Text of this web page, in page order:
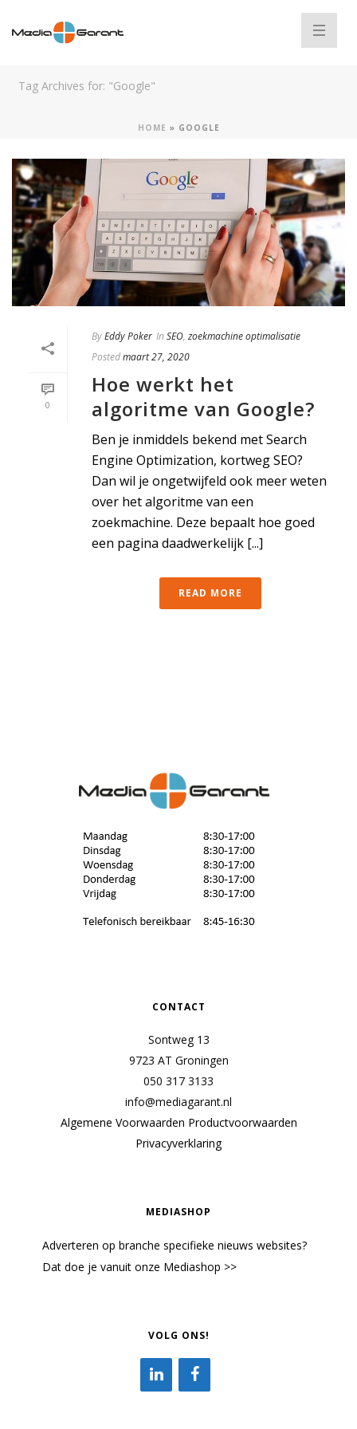
Tag Archives for: "Google"
HOME » GOOGLE
0
ByEddy Poker In SEO, zoekmachine optimalisatie
Postedmaart 27, 2020
Hoe werkt het
algoritme van Google?
Ben je inmiddels bekend met Search
Engine Optimization, kortweg SEO?
Dan wil je ongetwijfeld ook meer weten
over het algoritme van een
zoekmachine. Deze bepaalt hoe goed
een pagina daadwerkelijk [...]
READ MORE
CONTACT
Sontweg 13
9723 AT Groningen
050 317 3133
info@mediagarant.nl
Algemene Voorwaarden Productvoorwaarden
Privacyverklaring
MEDIASHOP
Adverteren op branche specifieke nieuws websites?
Dat doe je vanuit onze Mediashop >>
VOLG ONS!